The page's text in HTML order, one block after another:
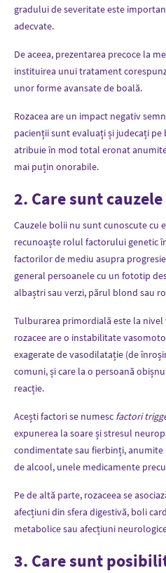
gradului de severitate este
adecvate.
De aceea, prezentarea precoce la
instituirea unui tratament
unor forme avansate de boală.
Rozacea are un impact negativ
pacienții sunt evaluați și judecați pe
atribuie în mod total eronat
mai puțin onorabile.
2. Care sunt
Cauzele bolii nu sunt cunoscute cu
recunoaște rolul factorului genetic
factorilor de mediu asupra
general persoanele cu un fototip
albaștri sau verzi, părul blond sau
Tulburarea primordială este la
rozacee are o instabilitate
exagerate de vasodilatație (de
comuni, și care la o persoană
reacție.
Acești factori se numesc factori
expunerea la soare și stresul
condimentate sau fierbinți,
de alcool, unele medicamente
Pe de altă parte, rozaceea se
afecțiuni din sfera digestivă, boli
metabolice sau afecțiuni
3. Care sunt